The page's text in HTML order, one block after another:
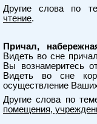
Другие слова по
чтение.
Причал,
Видеть во сне
Вы вознамеритесь
Видеть во сне
осуществление
Другие слова по
помещения,